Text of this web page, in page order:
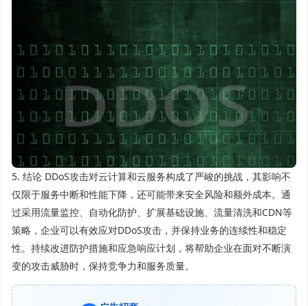
5. 结论 DDoS攻击对云计算和云服务构成了严峻的挑战，其影响不
仅限于服务中断和性能下降，还可能带来安全风险和额外成本。通
过采用流量监控、自动化防护、扩展基础设施、流量清洗和CDN等
策略，企业可以有效应对DDoS攻击，并保持业务的连续性和稳定
性。持续改进防护措施和应急响应计划，将帮助企业在面对不断演
变的攻击威胁时，保持竞争力和服务质量。